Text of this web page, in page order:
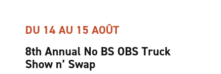
DU 14 AU 15 AOÛT
8th Annual No BS OBS Truck
Show n’ Swap